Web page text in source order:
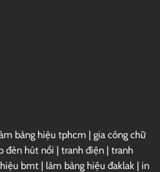
bảng hiệu tphcm | gia công chữ
đèn hút nổi | tranh điện | tranh
bmt | làm bảng hiệu đaklak | in